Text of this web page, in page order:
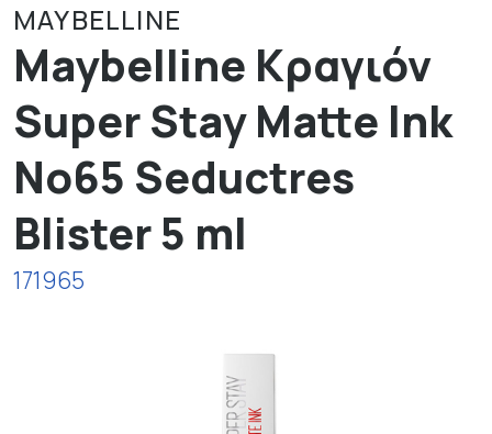
MAYBELLINE
Maybelline Κραγιόν
Super Stay Matte Ink
No65 Seductres
Blister 5 ml
171965